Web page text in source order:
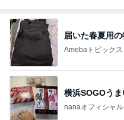
届いた春夏用
Amebaトピックス
横浜SOGOう
nanaオフィシャ